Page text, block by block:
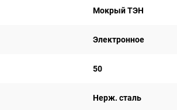
Мокрый ТЭН
Электронное
50
Нерж. сталь